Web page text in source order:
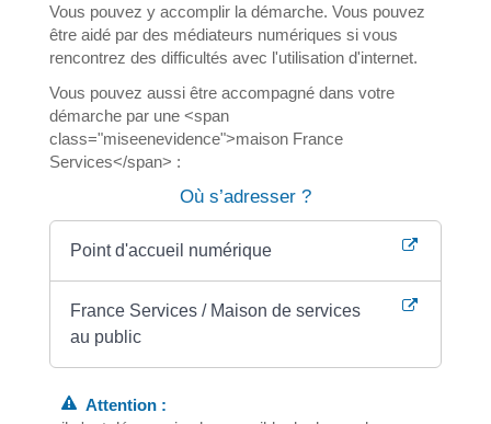
Vous pouvez y accomplir la démarche. Vous pouvez
être aidé par des médiateurs numériques si vous
rencontrez des difficultés avec l'utilisation d'internet.
Vous pouvez aussi être accompagné dans votre
démarche par une <span
class="miseenevidence">maison France
Services</span> :
Où s’adresser ?
Point d'accueil numérique
France Services / Maison de services
au public
Attention :